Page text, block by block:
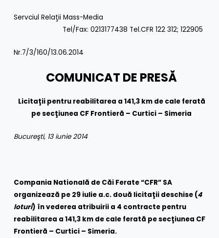
Servciul Relaţii Mass-Media
Tel/Fax: 0213177438 Tel.CFR 122 312; 122905
Nr.7/3/160/13.06.2014
COMUNICAT DE PRESĂ
Licitaţii pentru reabilitarea a 141,3 km de cale ferată
pe secţiunea CF Frontieră – Curtici – Simeria
Bucureşti, 13 iunie 2014
Compania Natională de Căi Ferate “CFR” SA
organizează pe 29 iulie a.c. două licitaţii deschise (4
loturi) în vederea atribuirii a 4 contracte pentru
reabilitarea a 141,3 km de cale ferată pe secţiunea CF
Frontieră – Curtici – Simeria.